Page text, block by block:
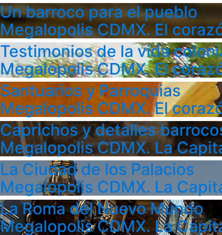
Un barroco para el pueblo
Megalopolis CDMX. El
Testimonios de la vida
Megalopolis CDMX. El
Santuarios y Parroquias
Megalopolis CDMX. El
Caprichos y detalles
Megalopolis CDMX. La
La Ciudad de los Palacios
Megalopolis CDMX. La
La Roma del Nuevo Mundo
Megalopolis CDMX. La